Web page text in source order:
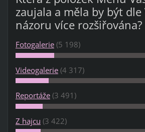
zaujala a měla by být dle
názoru více rozšiřována?
Fotogalerie (5 198)
Videogalerie (4 317)
Reportáže (3 491)
Z hajcu (3 422)